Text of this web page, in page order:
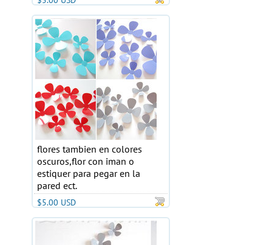
flores tambien en colores
oscuros,flor con iman o
estiquer para pegar en la
pared ect.
$5.00 USD